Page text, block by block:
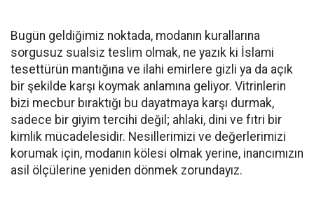
Bugün geldiğimiz noktada, modanın kurallarına
sorgusuz sualsiz teslim olmak, ne yazık ki İslami
tesettürün mantığına ve ilahi emirlere gizli ya da açık
bir şekilde karşı koymak anlamına geliyor. Vitrinlerin
bizi mecbur bıraktığı bu dayatmaya karşı durmak,
sadece bir giyim tercihi değil; ahlaki, dini ve fıtri bir
kimlik mücadelesidir. Nesillerimizi ve değerlerimizi
korumak için, modanın kölesi olmak yerine, inancımızın
asil ölçülerine yeniden dönmek zorundayız.